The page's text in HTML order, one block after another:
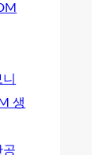
생
공